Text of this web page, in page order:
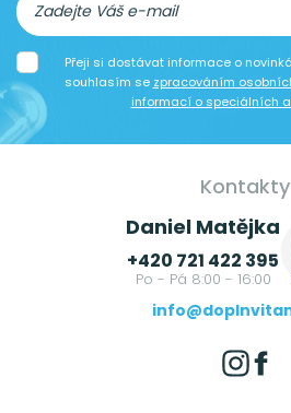
Přeji si dostávat informace o
souhlasím se zpracováním
informací o speciálních
Kontakty
Daniel Matějka
+420 721 422 395
Po - Pá 8:00 - 16:00